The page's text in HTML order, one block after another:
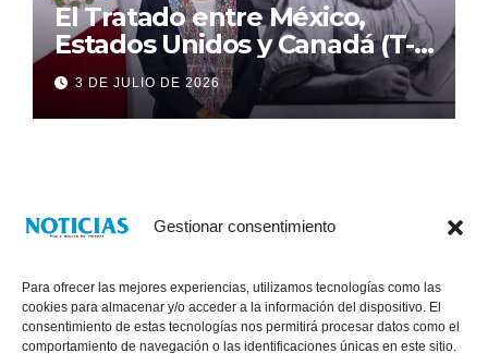
Gestionar consentimiento
Para ofrecer las mejores experiencias, utilizamos tecnologías como las
cookies para almacenar y/o acceder a la información del dispositivo. El
consentimiento de estas tecnologías nos permitirá procesar datos como el
comportamiento de navegación o las identificaciones únicas en este sitio.
El Tratado entre México,
Estados Unidos y Canadá (T-
MEC) se mantiene hasta el
2036: Presidenta Claudia
Sheinbaum
3 DE JULIO DE 2026